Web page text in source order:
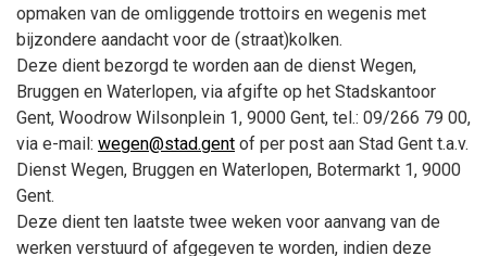
opmaken van de omliggende trottoirs en wegenis met
bijzondere aandacht voor de (straat)kolken.
Deze dient bezorgd te worden aan de dienst Wegen,
Bruggen en Waterlopen, via afgifte op het Stadskantoor
Gent, Woodrow Wilsonplein 1, 9000 Gent, tel.: 09/266 79 00,
via e-mail: wegen@stad.gent of per post aan Stad Gent t.a.v.
Dienst Wegen, Bruggen en Waterlopen, Botermarkt 1, 9000
Gent.
Deze dient ten laatste twee weken voor aanvang van de
werken verstuurd of afgegeven te worden, indien deze